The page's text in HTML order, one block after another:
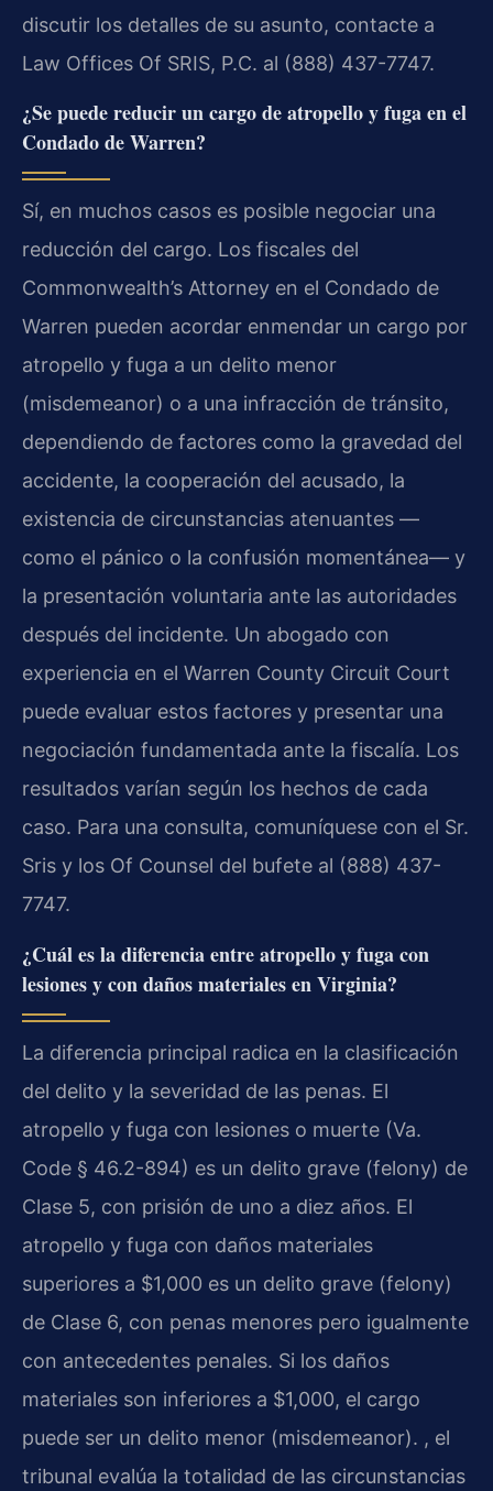
discutir los detalles de su asunto, contacte a
Law Offices Of SRIS, P.C. al (888) 437-7747.
¿Se puede reducir un cargo de atropello y fuga en el
Condado de Warren?
Sí, en muchos casos es posible negociar una
reducción del cargo. Los fiscales del
Commonwealth’s Attorney en el Condado de
Warren pueden acordar enmendar un cargo por
atropello y fuga a un delito menor
(misdemeanor) o a una infracción de tránsito,
dependiendo de factores como la gravedad del
accidente, la cooperación del acusado, la
existencia de circunstancias atenuantes —
como el pánico o la confusión momentánea— y
la presentación voluntaria ante las autoridades
después del incidente. Un abogado con
experiencia en el Warren County Circuit Court
puede evaluar estos factores y presentar una
negociación fundamentada ante la fiscalía. Los
resultados varían según los hechos de cada
caso. Para una consulta, comuníquese con el Sr.
Sris y los Of Counsel del bufete al (888) 437-
7747.
¿Cuál es la diferencia entre atropello y fuga con
lesiones y con daños materiales en Virginia?
La diferencia principal radica en la clasificación
del delito y la severidad de las penas. El
atropello y fuga con lesiones o muerte (Va.
Code § 46.2-894) es un delito grave (felony) de
Clase 5, con prisión de uno a diez años. El
atropello y fuga con daños materiales
superiores a $1,000 es un delito grave (felony)
de Clase 6, con penas menores pero igualmente
con antecedentes penales. Si los daños
materiales son inferiores a $1,000, el cargo
puede ser un delito menor (misdemeanor). , el
tribunal evalúa la totalidad de las circunstancias